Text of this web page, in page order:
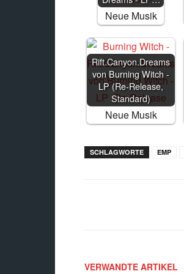
Neue Musik
Rift.Canyon.Dreams
von Burning Witch -
LP (Re-Release,
Standard)
Neue Musik
SCHLAGWORTE EMP
VERWANDTE ARTIKEL